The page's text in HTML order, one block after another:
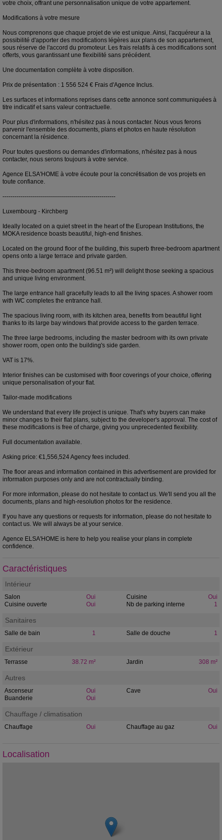
votre choix, offrant une personnalisation unique de votre appartement.
Modifications à votre mesure
Nous comprenons que chaque projet de vie est unique. Ainsi, l'acquéreur a la
possibilité d'apporter des modifications légères aux plans de son appartement,
sous réserve de l'accord du promoteur. Les frais relatifs à ces modifications sont
offerts, vous garantissant une flexibilité sans précédent.
Une documentation complète à votre disposition.
Prix de présentation : 1 556 524 € Frais d'Agence Inclus.
Les surfaces et informations reprises dans cette annonce sont communiquées à
titre indicatif et sans valeur contractuelle.
Pour plus d'informations, n'hésitez pas à nous contacter. Nous vous ferons
parvenir l'ensemble des documents, plans et photos en haute résolution
concernant la résidence.
Pour toutes questions ou demandes d'informations, n'hésitez pas à nous
contacter, nous serons toujours à votre service.
Agence ELSA'HOME à votre écoute pour la concrétisation de vos projets en
toute confiance.
---------------------------------------------------------
Luxembourg - Kirchberg
Ideally located on a quiet street in the heart of the European Institutions, the
MOKA residence boasts beautiful, high-end finishes.
Located on the ground floor of the building, this superb three-bedroom apartment
opens onto a large terrace and private garden.
This three-bedroom apartment (96.51 m²) will delight those seeking a spacious
and unique living environment.
The large entrance hall gracefully leads to all the living spaces. A shower room
with WC completes the entrance hall.
The spacious living room, with its kitchen area, benefits from beautiful light
thanks to its large bay windows that provide access to the garden terrace.
The three large bedrooms, including the master bedroom with its own private
shower room, open onto the building's side garden.
VAT is 17%.
Interior finishes can be customised with floor coverings of your choice, offering
unique personalisation of your flat.
Tailor-made modifications
We understand that every life project is unique. That's why buyers can make
minor changes to their flat plans, subject to the developer's approval. The cost of
these modifications is free of charge, giving you unprecedented flexibility.
Full documentation available.
Asking price: €1,556,524 Agency fees included.
The floor areas and information contained in this advertisement are provided for
information purposes only and are not contractually binding.
For more information, please do not hesitate to contact us. We'll send you all the
documents, plans and high-resolution photos for the residence.
If you have any questions or requests for information, please do not hesitate to
contact us. We will always be at your service.
Agence ELSA'HOME is here to help you realise your plans in complete
confidence.
Caractéristiques
Intérieur
Salon Oui Cuisine
Oui
Cuisine ouverte
Oui Nb de parking interne 1
Sanitaires
Salle de bain 1 Salle de douche 1
Extérieur
Terrasse 38.72 m² Jardin 308 m²
Autres
Ascenseur Oui Cave
Oui
Buanderie
Oui
Chauffage / climatisation
Chauffage Oui Chauffage au gaz Oui
Localisation